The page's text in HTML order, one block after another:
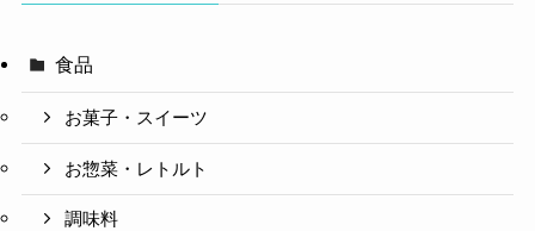
食品
お菓子・スイーツ
お惣菜・レトルト
調味料